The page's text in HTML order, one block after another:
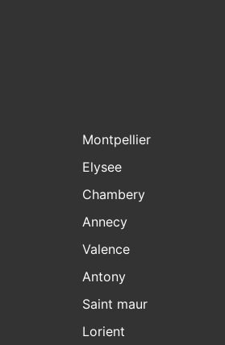
Montpellier
Elysee
Chambery
Annecy
Valence
Antony
Saint maur
Lorient